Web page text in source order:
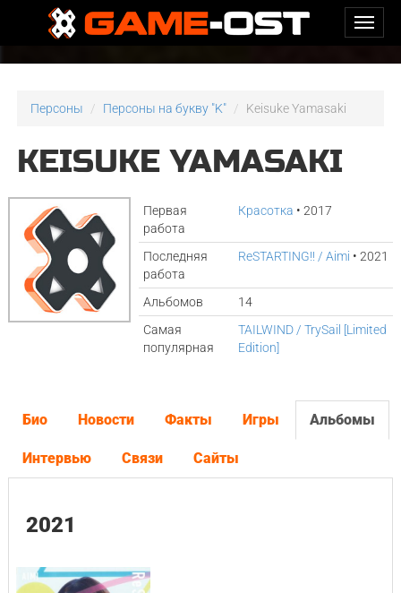
Персоны Персоны на букву "K" Keisuke Yamasaki
KEISUKE YAMASAKI
Первая
работа
Красотка • 2017
Последняя
работа
ReSTARTING!! / Aimi • 2021
Альбомов
14
Самая
популярная
TAILWIND / TrySail [Limited
Edition]
Био Новости Факты Игры Альбомы
Интервью Связи Сайты
2021